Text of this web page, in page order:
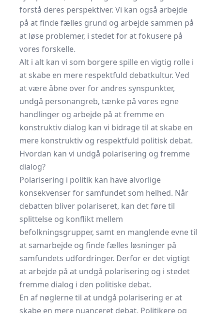
forstå deres perspektiver. Vi kan også arbejde
på at finde fælles grund og arbejde sammen på
at løse problemer, i stedet for at fokusere på
vores forskelle.
Alt i alt kan vi som borgere spille en vigtig rolle i
at skabe en mere respektfuld debatkultur. Ved
at være åbne over for andres synspunkter,
undgå personangreb, tænke på vores egne
handlinger og arbejde på at fremme en
konstruktiv dialog kan vi bidrage til at skabe en
mere konstruktiv og respektfuld politisk debat.
Hvordan kan vi undgå polarisering og fremme
dialog?
Polarisering i politik kan have alvorlige
konsekvenser for samfundet som helhed. Når
debatten bliver polariseret, kan det føre til
splittelse og konflikt mellem
befolkningsgrupper, samt en manglende evne til
at samarbejde og finde fælles løsninger på
samfundets udfordringer. Derfor er det vigtigt
at arbejde på at undgå polarisering og i stedet
fremme dialog i den politiske debat.
En af nøglerne til at undgå polarisering er at
skabe en mere nuanceret debat. Politikere og